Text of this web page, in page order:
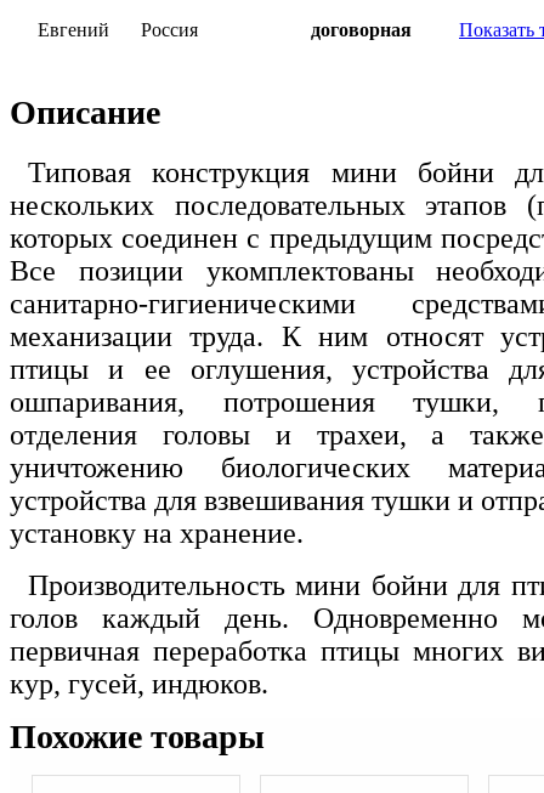
Евгений Россия договорная Показать
Описание
Типовая конструкция мини бойни
нескольких последовательных
которых соединен с предыдущим
Все позиции укомплектованы
санитарно-гигиеническими
механизации труда. К ним относят
птицы и ее оглушения, устройства
ошпаривания, потрошения тушки,
отделения головы и трахеи, а
уничтожению биологических
устройства для взвешивания тушки и
установку на хранение.
Производительность мини бойни для
голов каждый день. Одновременно
первичная переработка птицы многих
кур, гусей, индюков.
Похожие товары